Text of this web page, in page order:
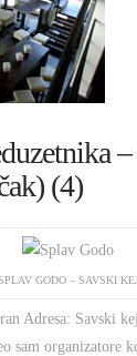
(4)
GODO – SAVSKI
Adresa: Savski
sam organizatore